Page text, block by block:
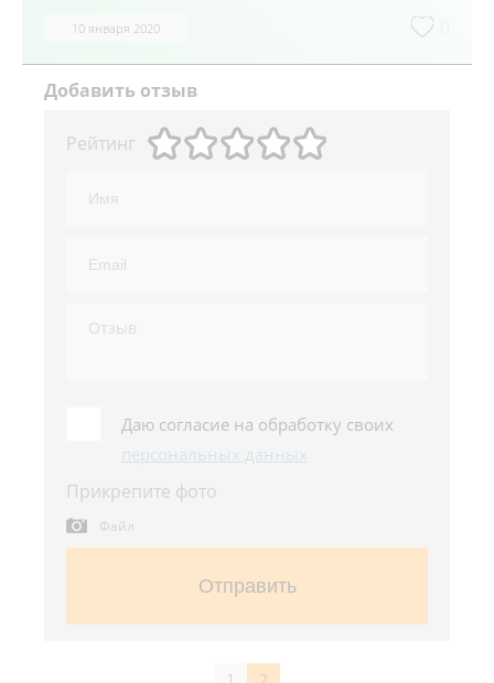
10 января 2020
Добавить отзыв
Рейтинг
Даю согласие на обработку своих
персональных данных
Прикрепите фото
Файл
Отправить